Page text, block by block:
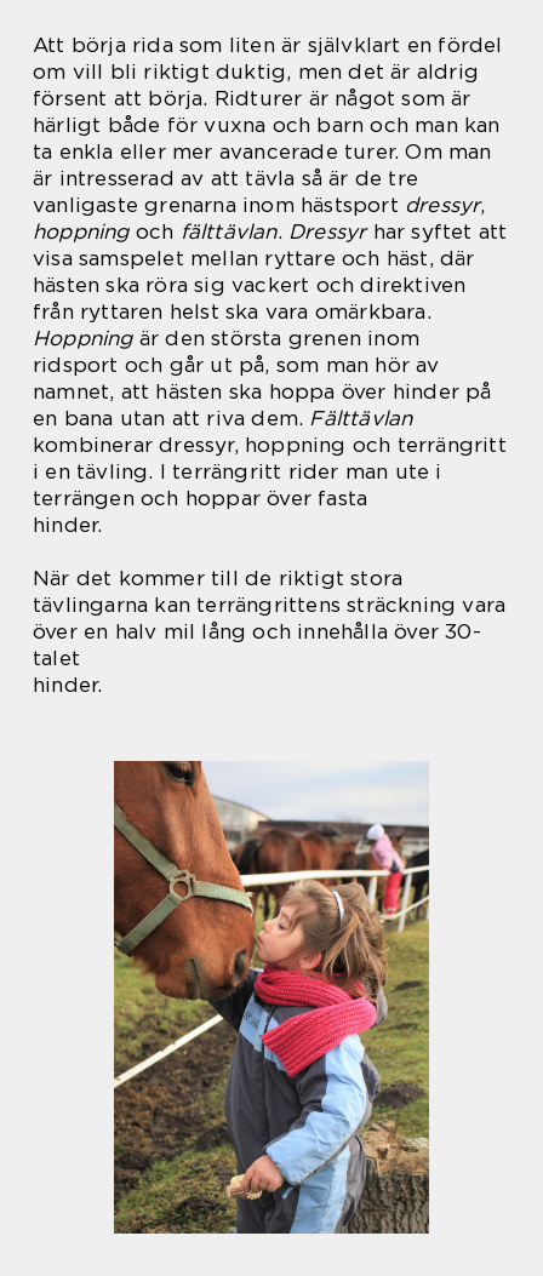
Att börja rida som liten är självklart en fördel
om vill bli riktigt duktig, men det är aldrig
försent att börja. Ridturer är något som är
härligt både för vuxna och barn och man kan
ta enkla eller mer avancerade turer. Om man
är intresserad av att tävla så är de tre
vanligaste grenarna inom hästsport dressyr,
hoppningoch fälttävlan. Dressyrhar syftet att
visa samspelet mellan ryttare och häst, där
hästen ska röra sig vackert och direktiven
från ryttaren helst ska vara omärkbara.
Hoppningär den största grenen inom
ridsport och går ut på, som man hör av
namnet, att hästen ska hoppa över hinder på
en bana utan att riva dem. Fälttävlan
kombinerar dressyr, hoppning och terrängritt
i en tävling. I terrängritt rider man ute i
terrängen och hoppar över fasta
hinder.
När det kommer till de riktigt stora
tävlingarna kan terrängrittens sträckning vara
över en halv mil lång och innehålla över 30-
talet
hinder.